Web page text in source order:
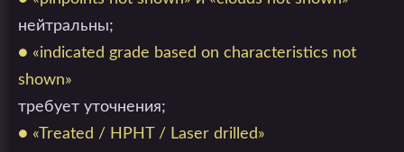
нейтральны;
● «indicated grade based on characteristics not
shown»
требует уточнения;
● «Treated / HPHT / Laser drilled»